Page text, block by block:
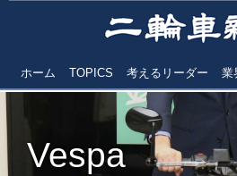
ホーム TOPICS 考えるリーダー 業
Vespa